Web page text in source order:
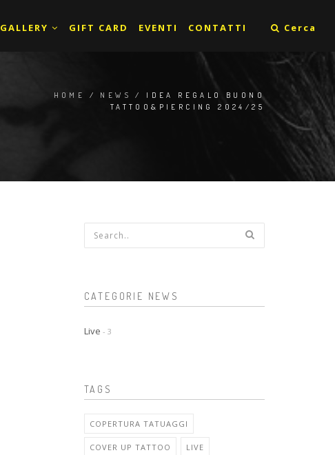
GALLERY GIFT CARD EVENTI CONTATTI Cerca
HOME / NEWS
/ IDEA REGALO BUONO
TATTOO&PIERCING 2024/25
Form di ricerca
CATEGORIE NEWS
Live - 3
TAGS
COPERTURA TATUAGGI
COVER UP TATTOO LIVE